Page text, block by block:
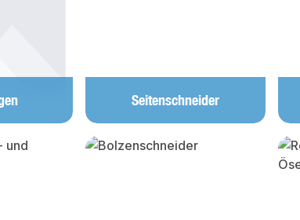
Seitenschneider